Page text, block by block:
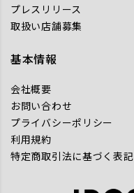
プレスリリース
取扱い店舗募集
基本情報
会社概要
お問い合わせ
プライバシーポリシー
利用規約
特定商取引法に基づく表記